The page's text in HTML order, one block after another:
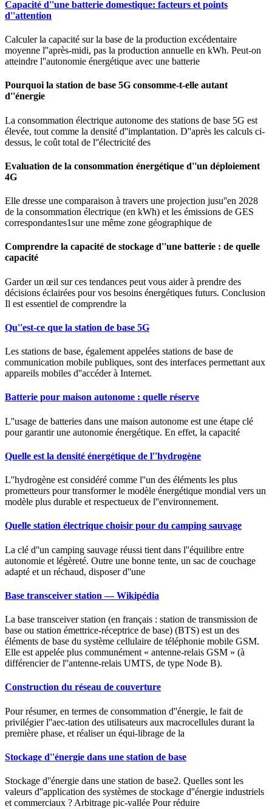
Capacité d''une batterie domestique: facteurs et points
d''attention
Calculer la capacité sur la base de la production excédentaire
moyenne l''après-midi, pas la production annuelle en kWh. Peut-on
atteindre l''autonomie énergétique avec une batterie
Pourquoi la station de base 5G consomme-t-elle autant
d''énergie
La consommation électrique autonome des stations de base 5G est
élevée, tout comme la densité d''implantation. D''après les calculs ci-
dessus, le coût total de l''électricité des
Evaluation de la consommation énergétique d''un déploiement
4G
Elle dresse une comparaison à travers une projection jusu''en 2028
de la consommation électrique (en kWh) et les émissions de GES
correspondantes1sur une même zone géographique de
Comprendre la capacité de stockage d''une batterie : de quelle
capacité
Garder un œil sur ces tendances peut vous aider à prendre des
décisions éclairées pour vos besoins énergétiques futurs. Conclusion
Il est essentiel de comprendre la
Qu''est-ce que la station de base 5G
Les stations de base, également appelées stations de base de
communication mobile publiques, sont des interfaces permettant aux
appareils mobiles d''accéder à Internet.
Batterie pour maison autonome : quelle réserve
L''usage de batteries dans une maison autonome est une étape clé
pour garantir une autonomie énergétique. En effet, la capacité
Quelle est la densité énergétique de l''hydrogène
L''hydrogène est considéré comme l''un des éléments les plus
prometteurs pour transformer le modèle énergétique mondial vers un
modèle plus durable et respectueux de l''environnement.
Quelle station électrique choisir pour du camping sauvage
La clé d''un camping sauvage réussi tient dans l''équilibre entre
autonomie et légèreté. Outre une bonne tente, un sac de couchage
adapté et un réchaud, disposer d''une
Base transceiver station — Wikipédia
La base transceiver station (en français : station de transmission de
base ou station émettrice-réceptrice de base) (BTS) est un des
éléments de base du système cellulaire de téléphonie mobile GSM.
Elle est appelée plus communément « antenne-relais GSM » (à
différencier de l''antenne-relais UMTS, de type Node B).
Construction du réseau de couverture
Pour résumer, en termes de consommation d''énergie, le fait de
privilégier l''aec-tation des utilisateurs aux macrocellules durant la
première phase, et réaliser un équi-librage de la
Stockage d''énergie dans une station de base
Stockage d''énergie dans une station de base2. Quelles sont les
valeurs d''application des systèmes de stockage d''énergie industriels
et commerciaux ? Arbitrage pic-vallée Pour réduire